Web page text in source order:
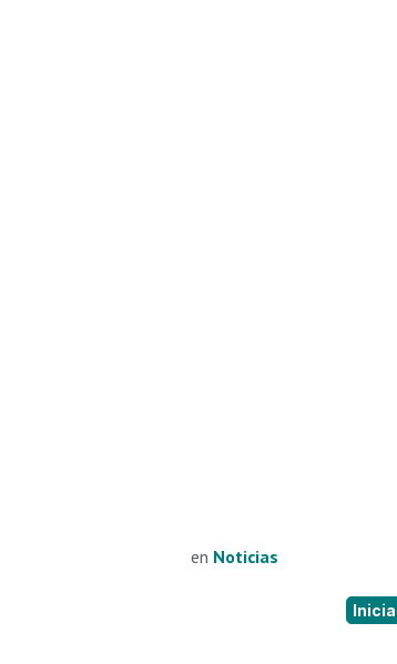
en Noticias